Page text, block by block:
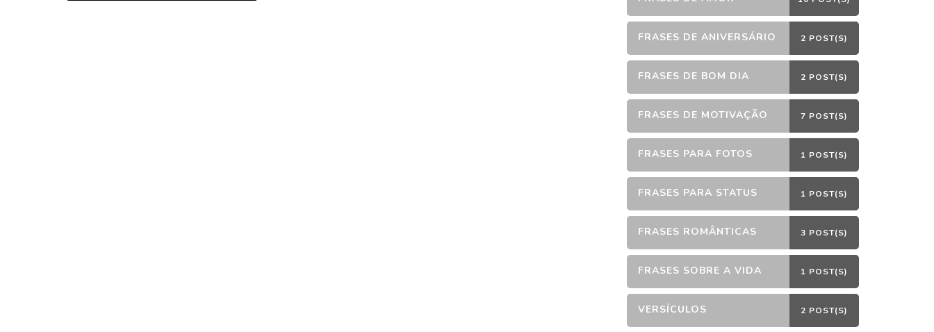
FRASES DE ANIVERSÁRIO 2 POST(S)
FRASES DE BOM DIA 2 POST(S)
FRASES DE MOTIVAÇÃO 7 POST(S)
FRASES PARA FOTOS 1 POST(S)
FRASES PARA STATUS 1 POST(S)
FRASES ROMÂNTICAS 3 POST(S)
FRASES SOBRE A VIDA 1 POST(S)
VERSÍCULOS 2 POST(S)